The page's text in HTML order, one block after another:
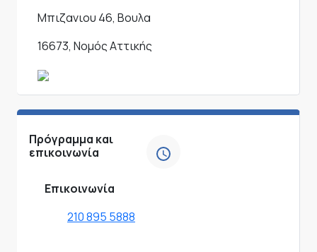
Μπιζανιου 46, Βουλα
16673, Νομός Αττικής
Πρόγραμμα και
επικοινωνία
Επικοινωνία
210 895 5888